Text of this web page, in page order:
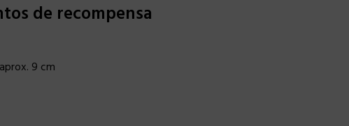
de recompensa
9 cm